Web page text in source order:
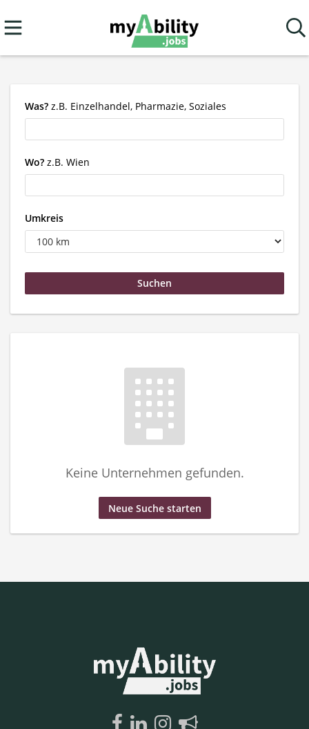
Was? z.B. Einzelhandel, Pharmazie, Soziales
Wo? z.B. Wien
Umkreis
Keine Unternehmen gefunden.
Neue Suche starten